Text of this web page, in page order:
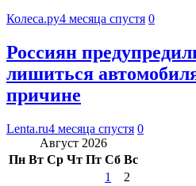
Колеса.ру4 месяца спустя 0
Россиян
лишиться
причине
Lenta.ru4 месяца спустя 0
Август 2026
Пн Вт Ср Чт Пт Сб Вс
1
2